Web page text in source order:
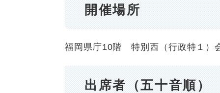
開催場所
福岡県庁10階 特別西（行政特１）
出席者（五十音順）